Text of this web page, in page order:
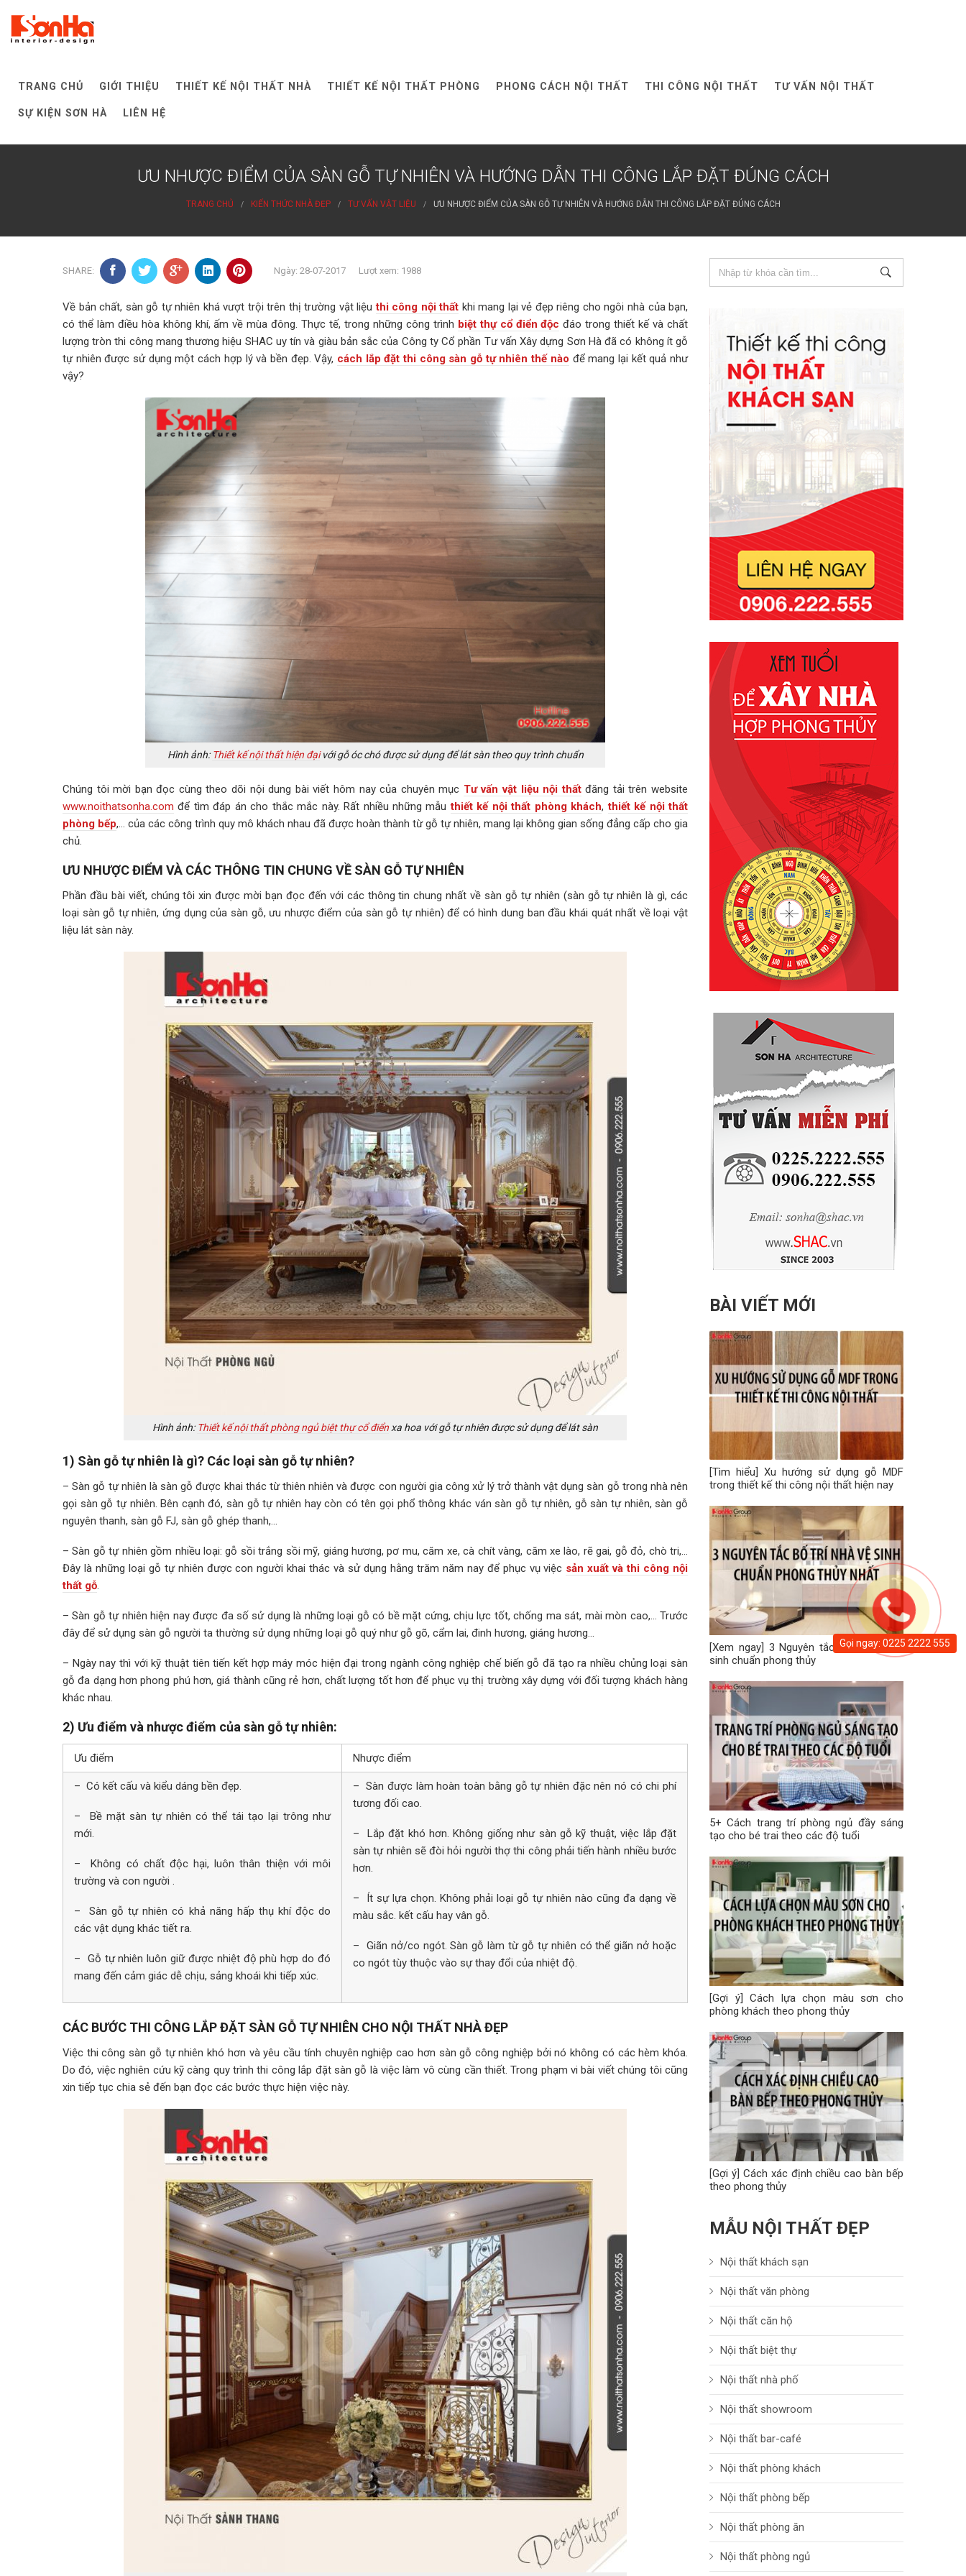
content
TRANG CHỦ GIỚI THIỆU THIẾT KẾ NỘI THẤT NHÀ THIẾT KẾ NỘI THẤT PHÒNG PHONG CÁCH NỘI THẤT THI CÔNG NỘI THẤT TƯ VẤN NỘI THẤT
SỰ KIỆN SƠN HÀ LIÊN HỆ
ƯU NHƯỢC ĐIỂM CỦA SÀN GỖ TỰ NHIÊN VÀ HƯỚNG DẪN THI CÔNG LẮP ĐẶT ĐÚNG CÁCH
TRANG CHỦ KIẾN THỨC NHÀ ĐẸP TƯ VẤN VẬT LIỆU ƯU NHƯỢC ĐIỂM CỦA SÀN GỖ TỰ NHIÊN VÀ HƯỚNG DẪN THI CÔNG LẮP ĐẶT ĐÚNG CÁCH
SHARE: Ngày: 28-07-2017 Lượt xem: 1988
Về bản chất, sàn gỗ tự nhiên khá vượt trội trên thị trường vật liệuthi công nội thất khi mang lại vẻ đẹp riêng cho ngôi nhà của bạn,
có thể làm điều hòa không khí, ấm về mùa đông. Thực tế, trong những công trình biệt thự cổ điển độc đáo trong thiết kế và chất
lượng tròn thi công mang thương hiệu SHAC uy tín và giàu bản sắc của Công ty Cổ phần Tư vấn Xây dựng Sơn Hà đã có không ít gỗ
tự nhiên được sử dụng một cách hợp lý và bền đẹp. Vậy, cách lắp đặt thi công sàn gỗ tự nhiên thế nào để mang lại kết quả như
vậy?
Hình ảnh: Thiết kế nội thất hiện đạivới gỗ óc chó được sử dụng để lát sàn theo quy trình chuẩn
Chúng tôi mời bạn đọc cùng theo dõi nội dung bài viết hôm nay của chuyên mục Tư vấn vật liệu nội thấtđăng tải trên website
www.noithatsonha.com để tìm đáp án cho thắc mắc này. Rất nhiều những mẫuthiết kế nội thất phòng khách,thiết kế nội thất
phòng bếp,… của các công trình quy mô khách nhau đã được hoàn thành từ gỗ tự nhiên, mang lại không gian sống đẳng cấp cho gia
chủ.
ƯU NHƯỢC ĐIỂM VÀ CÁC THÔNG TIN CHUNG VỀ SÀN GỖ TỰ NHIÊN
Phần đầu bài viết, chúng tôi xin được mời bạn đọc đến với các thông tin chung nhất về sàn gỗ tự nhiên (sàn gỗ tự nhiên là gì, các
loại sàn gỗ tự nhiên, ứng dụng của sàn gỗ, ưu nhược điểm của sàn gỗ tự nhiên) để có hình dung ban đầu khái quát nhất về loại vật
liệu lát sàn này.
Hình ảnh: Thiết kế nội thất phòng ngủ biệt thự cổ điển xa hoa với gỗ tự nhiên được sử dụng để lát sàn
1) Sàn gỗ tự nhiên là gì? Các loại sàn gỗ tự nhiên?
– Sàn gỗ tự nhiên là sàn gỗ được khai thác từ thiên nhiên và được con người gia công xử lý trở thành vật dụng sàn gỗ trong nhà nên
gọi sàn gỗ tự nhiên. Bên cạnh đó, sàn gỗ tự nhiên hay còn có tên gọi phổ thông khác ván sàn gỗ tự nhiên, gỗ sàn tự nhiên, sàn gỗ
nguyên thanh, sàn gỗ FJ, sàn gỗ ghép thanh,…
– Sàn gỗ tự nhiên gồm nhiều loại: gỗ sồi trắng sồi mỹ, giáng hương, pơ mu, căm xe, cà chít vàng, căm xe lào, rẽ gai, gỗ đỏ, chò tri,…
Đây là những loại gỗ tự nhiên được con người khai thác và sử dụng hằng trăm năm nay để phục vụ việc sản xuất và thi công nội
thất gỗ.
– Sàn gỗ tự nhiên hiện nay được đa số sử dụng là những loại gỗ có bề mặt cứng, chịu lực tốt, chống ma sát, mài mòn cao,… Trước
đây để sử dụng sàn gỗ người ta thường sử dụng những loại gỗ quý như gỗ gõ, cẩm lai, đinh hương, giáng hương…
– Ngày nay thì với kỹ thuật tiên tiến kết hợp máy móc hiện đại trong ngành công nghiệp chế biến gỗ đã tạo ra nhiều chủng loại sàn
gỗ đa dạng hơn phong phú hơn, giá thành cũng rẻ hơn, chất lượng tốt hơn để phục vụ thị trường xây dựng với đối tượng khách hàng
khác nhau.
2) Ưu điểm và nhược điểm của sàn gỗ tự nhiên:
Ưu điểm Nhược điểm
– Có kết cấu và kiểu dáng bền đẹp.
– Bề mặt sàn tự nhiên có thể tái tạo lại trông như
mới.
– Không có chất độc hại, luôn thân thiện với môi
trường và con người .
– Sàn gỗ tự nhiên có khả năng hấp thụ khí độc do
các vật dụng khác tiết ra.
– Gỗ tự nhiên luôn giữ được nhiệt độ phù hợp do đó
mang đến cảm giác dễ chịu, sảng khoái khi tiếp xúc.
– Sàn được làm hoàn toàn bằng gỗ tự nhiên đặc nên nó có chi phí
tương đối cao.
– Lắp đặt khó hơn. Không giống như sàn gỗ kỹ thuật, việc lắp đặt
sàn tự nhiên sẽ đòi hỏi người thợ thi công phải tiến hành nhiều bước
hơn.
– Ít sự lựa chọn. Không phải loại gỗ tự nhiên nào cũng đa dạng về
màu sắc. kết cấu hay vân gỗ.
– Giãn nở/co ngót. Sàn gỗ làm từ gỗ tự nhiên có thể giãn nở hoặc
co ngót tùy thuộc vào sự thay đổi của nhiệt độ.
CÁC BƯỚC THI CÔNG LẮP ĐẶT SÀN GỖ TỰ NHIÊN CHO NỘI THẤT NHÀ ĐẸP
Việc thi công sàn gỗ tự nhiên khó hơn và yêu cầu tính chuyên nghiệp cao hơn sàn gỗ công nghiệp bởi nó không có các hèm khóa.
Do đó, việc nghiên cứu kỹ càng quy trình thi công lắp đặt sàn gỗ là việc làm vô cùng cần thiết. Trong phạm vi bài viết chúng tôi cũng
xin tiếp tục chia sẻ đến bạn đọc các bước thực hiện việc này.
BÀI VIẾT MỚI
[Tìm hiểu] Xu hướng sử dụng gỗ MDF
trong thiết kế thi công nội thất hiện nay
[Xem ngay] 3 Nguyên tắc bố trí nhà vệ
sinh chuẩn phong thủy
5+ Cách trang trí phòng ngủ đầy sáng
tạo cho bé trai theo các độ tuổi
[Gợi ý] Cách lựa chọn màu sơn cho
phòng khách theo phong thủy
[Gợi ý] Cách xác định chiều cao bàn bếp
theo phong thủy
MẪU NỘI THẤT ĐẸP
Nội thất khách sạn
Nội thất văn phòng
Nội thất căn hộ
Nội thất biệt thự
Nội thất nhà phố
Nội thất showroom
Nội thất bar-café
Nội thất phòng khách
Nội thất phòng bếp
Nội thất phòng ăn
Nội thất phòng ngủ
Gọi ngay: 0225 2222 555